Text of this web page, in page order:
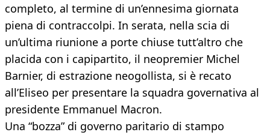
completo, al termine di un’ennesima giornata
piena di contraccolpi. In serata, nella scia di
un’ultima riunione a porte chiuse tutt’altro che
placida con i capipartito, il neopremier Michel
Barnier, di estrazione neogollista, si è recato
all’Eliseo per presentare la squadra governativa al
presidente Emmanuel Macron.
Una “bozza” di governo paritario di stampo